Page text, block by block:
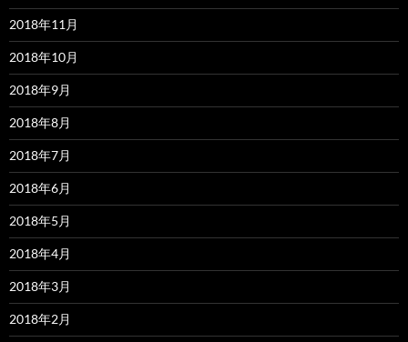
2018年11月
2018年10月
2018年9月
2018年8月
2018年7月
2018年6月
2018年5月
2018年4月
2018年3月
2018年2月